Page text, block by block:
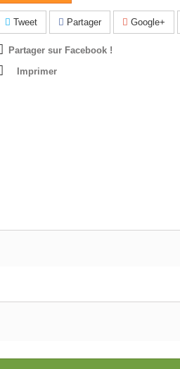
Tweet Partager Google+
Partager sur Facebook !
Imprimer